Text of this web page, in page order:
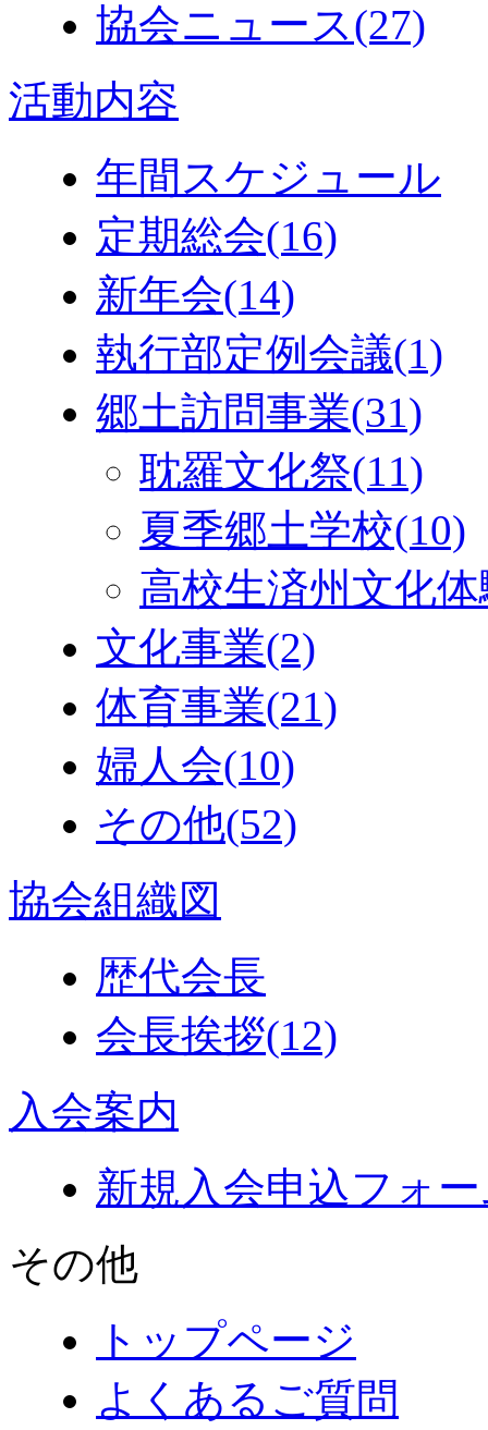
協会ニュース(27)
活動内容
年間スケジュール
定期総会(16)
新年会(14)
執行部定例会議(1)
郷土訪問事業(31)
耽羅文化祭(11)
夏季郷土学校(10)
高校生済州文化
文化事業(2)
体育事業(21)
婦人会(10)
その他(52)
協会組織図
歴代会長
会長挨拶(12)
入会案内
新規入会申込フォ
その他
トップページ
よくあるご質問